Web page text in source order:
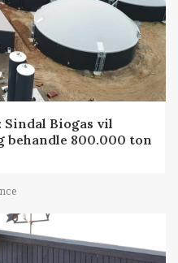
Biogas vil
800.000 ton